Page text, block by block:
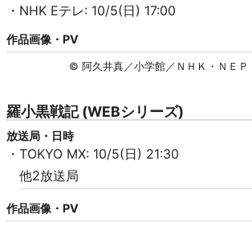
・NHK Eテレ: 10/5(日) 17:00
作品画像・PV
© 阿久井真／小学館／ＮＨＫ・ＮＥＰ
羅小黒戦記 (WEBシリーズ)
放送局・日時
・TOKYO MX: 10/5(日) 21:30
他2放送局
作品画像・PV